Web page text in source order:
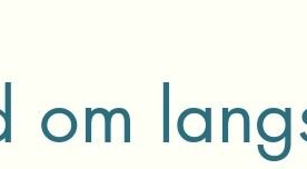
om